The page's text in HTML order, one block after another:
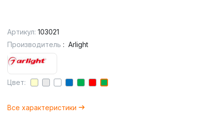
Артикул: 103021
Производитель : Arlight
Цвет:
Все характеристики